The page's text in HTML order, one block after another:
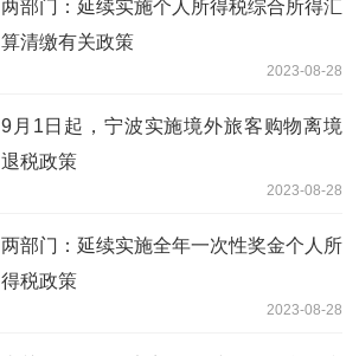
两部门：延续实施个人所得税综合所得汇
算清缴有关政策
2023-08-28
9月1日起，宁波实施境外旅客购物离境
退税政策
2023-08-28
两部门：延续实施全年一次性奖金个人所
得税政策
2023-08-28